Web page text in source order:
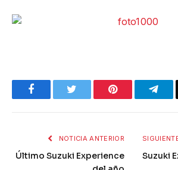
Facebook Pinterest
NOTICIA ANTERIOR
Último Suzuki Experience
Suzuki